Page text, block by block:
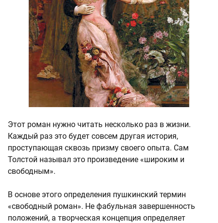
Этот роман нужно читать несколько раз в жизни.
Каждый раз это будет совсем другая история,
проступающая сквозь призму своего опыта. Сам
Толстой называл это произведение «широким и
свободным».
В основе этого определения пушкинский термин
«свободный роман». Не фабульная завершенность
положений, а творческая концепция определяет